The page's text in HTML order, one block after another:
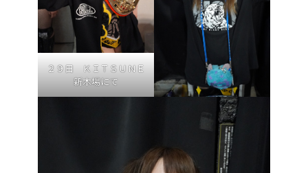
２９日 ＫＩＴＳＵＮＥ
新木場にて